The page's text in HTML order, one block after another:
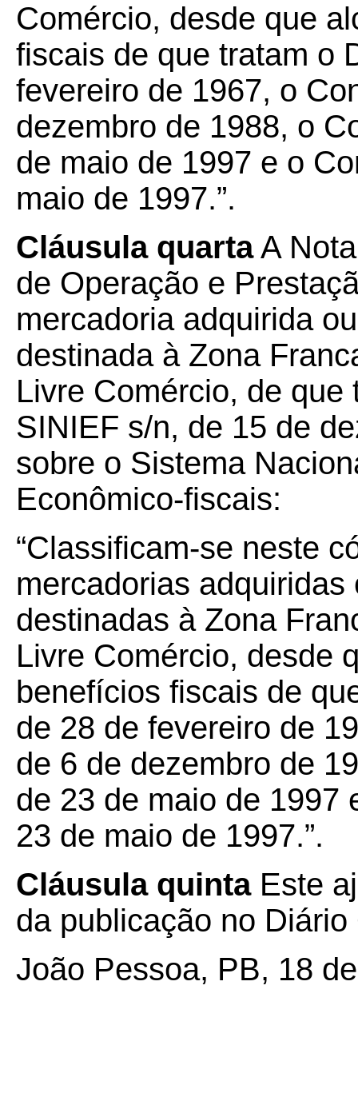
Comércio, desde que
fiscais de que tratam o
fevereiro de 1967, o
dezembro de 1988, o
de maio de 1997 e o
maio de 1997.”.
Cláusula quartaA
de Operação e
mercadoria adquirida
destinada à Zona
Livre Comércio, de
SINIEF s/n, de 15 de
sobre o Sistema
Econômico-fiscais:
“Classificam-se neste
mercadorias
destinadas à Zona
Livre Comércio, desde
benefícios fiscais de
de 28 de fevereiro de
de 6 de dezembro de
de 23 de maio de 1997
23 de maio de 1997.”.
Cláusula quintaEste
da publicação no
João Pessoa, PB, 18